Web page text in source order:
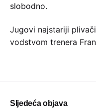
slobodno.
Jugovi najstariji
vodstvom trenera
Sljedeća objava